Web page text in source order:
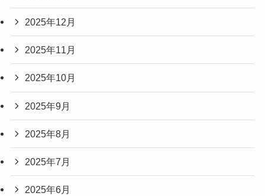
2025年12月
2025年11月
2025年10月
2025年9月
2025年8月
2025年7月
2025年6月